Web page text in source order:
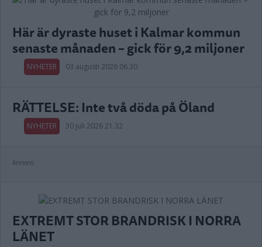
Här är dyraste huset i Kalmar kommun
senaste månaden – gick för 9,2 miljoner
NYHETER 03 augusti 2026 06.30
RÄTTELSE: Inte två döda på Öland
NYHETER 30 juli 2026 21.32
Annons:
EXTREMT STOR BRANDRISK I NORRA
LÄNET